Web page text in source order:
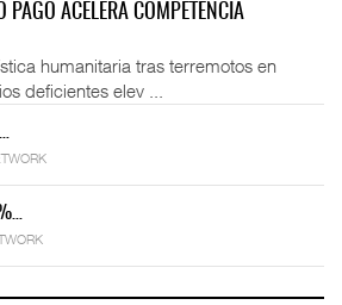
PAGO ACELERA COMPETENCIA
humanitaria tras terremotos en
deficientes elev ...